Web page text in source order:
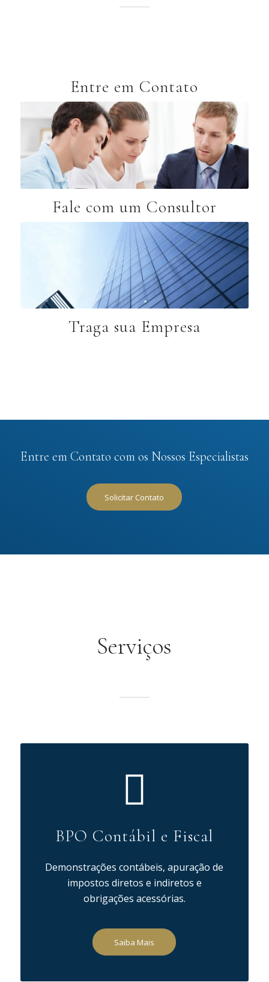
Entre em Contato
Fale com um Consultor
Traga sua Empresa
Entre em Contato com os Nossos Especialistas
Solicitar Contato
Serviços
BPO Contábil e Fiscal
Demonstrações contábeis, apuração de
impostos diretos e indiretos e
obrigações acessórias.
Saiba Mais